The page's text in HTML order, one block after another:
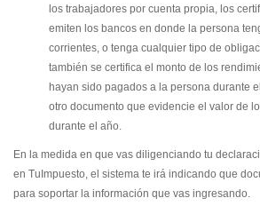
los trabajadores por cuenta propia, los
emiten los bancos en donde la persona
corrientes, o tenga cualquier tipo de
también se certifica el monto de los
hayan sido pagados a la persona durante
otro documento que evidencie el valor de
durante el año.
En la medida en que vas diligenciando tu
en TuImpuesto, el sistema te irá indicando que
para soportar la información que vas ingresando.